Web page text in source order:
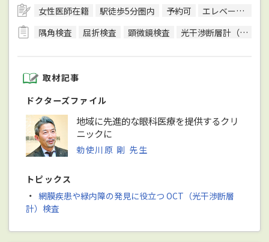
女性医師在籍 駅徒歩5分圏内 予約可
エレベーターあり
隅角検査
屈折検査 顕微鏡検査 光干渉断層計（OCT）検査
取材記事
ドクターズファイル
地域に先進的な眼科医療を提供するクリ
ニックに
勅使川原 剛 先生
トピックス
・ 網膜疾患や緑内障の発見に役立つ OCT（光干渉断層
計）検査